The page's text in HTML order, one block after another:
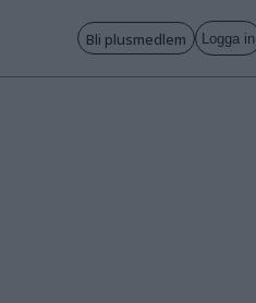
Bli plusmedlem Logga in